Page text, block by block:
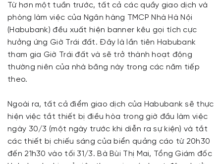
Từ hơn một tuần trước, tất cả các quầy giao dịch và
phòng làm việc của Ngân hàng TMCP Nhà Hà Nội
(Habubank) đều xuất hiện banner kêu gọi tích cực
hưởng ứng Giờ Trái đất. Đây là lần tiên Habubank
tham gia Giờ Trái đất và sẽ trở thành hoạt động
thường niên của nhà băng này trong các năm tiếp
theo.
Ngoài ra, tất cả điểm giao dịch của Habubank sẽ thực
hiện việc tắt thiết bị điều hòa trong giờ đầu làm việc
ngày 30/3 (một ngày trước khi diễn ra sự kiện) và tắt
các thiết bị chiếu sáng của biển quảng cáo từ 20h30
đến 21h30 vào tối 31/3. Bà Bùi Thị Mai, Tổng Giám đốc